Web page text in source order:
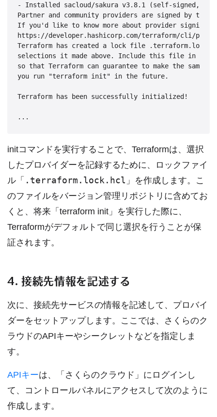
- Installed sacloud/sakura v3.8.1 (self-signed, key
Partner and community providers are signed by
If you'd like to know more about provider signing,
https://developer.hashicorp.com/terraform/cli/
Terraform has created a lock file
selections it made above. Include this file in
so that Terraform can guarantee to make the same
you run "terraform init" in the future.
Terraform has been successfully initialized!
...
initコマンドを実行することで、Terraformは、選択
したプロバイダーを記録するために、ロックファイ
ル「 .terraform.lock.hcl 」を作成します。こ
のファイルをバージョン管理リポジトリに含めてお
くと、将来「terraform init」を実行した際に、
Terraformがデフォルトで同じ選択を行うことが保
証されます。
4. 接続先情報を記述する
次に、接続先サービスの情報を記述して、プロバイ
ダーをセットアップします。ここでは、さくらのク
ラウドのAPIキーやシークレットなどを指定しま
す。
APIキーは、「さくらのクラウド」にログインし
て、コントロールパネルにアクセスして次のように
作成します。